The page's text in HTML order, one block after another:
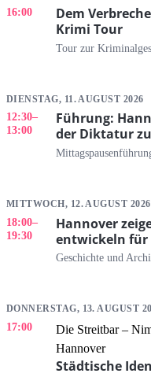
16:00
Dem
Krimi Tour
Tour zur
DIENSTAG, 11. AUGUST 2026
12:30–
13:00
Führung:
der Diktatur
MITTWOCH, 12. AUGUST 2026
18:00–
19:30
Hannover
entwickeln
Geschichte und
DONNERSTAG, 13. AUGUST
17:00
Die Streitbar –
Hannover
Städtische